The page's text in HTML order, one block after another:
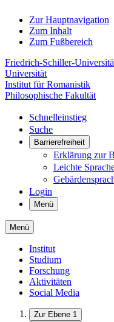
Zur Hauptnavigation
Zum Inhalt
Zum Fußbereich
Friedrich-Schiller-
Universität
Institut für Romanistik
Philosophische Fakultät
Schnelleinstieg
Suche
Barrierefreiheit
Erklärung zur
Leichte
Login
Menü
Menü
Institut
Studium
Forschung
Aktivitäten
Social Media
Zur Ebene 1